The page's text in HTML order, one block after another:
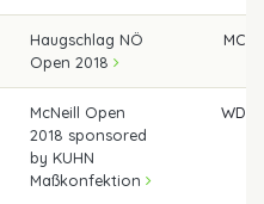
Haugschlag NÖ
Open 2018
MC
McNeill Open
2018 sponsored
by KUHN
Maßkonfektion
WD